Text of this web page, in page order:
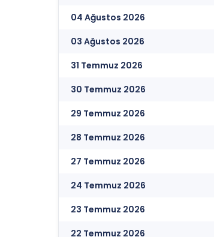
04 Ağustos 2026
03 Ağustos 2026
31 Temmuz 2026
30 Temmuz 2026
29 Temmuz 2026
28 Temmuz 2026
27 Temmuz 2026
24 Temmuz 2026
23 Temmuz 2026
22 Temmuz 2026